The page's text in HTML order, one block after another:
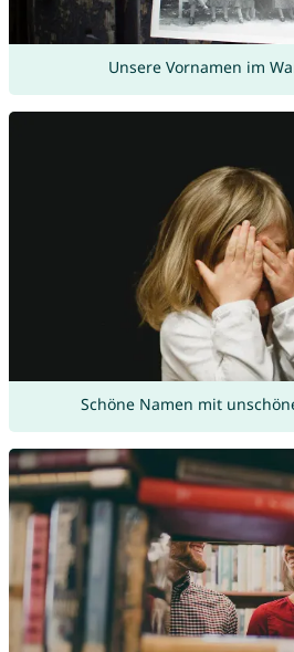
Unsere Vornamen im
Schöne Namen mit